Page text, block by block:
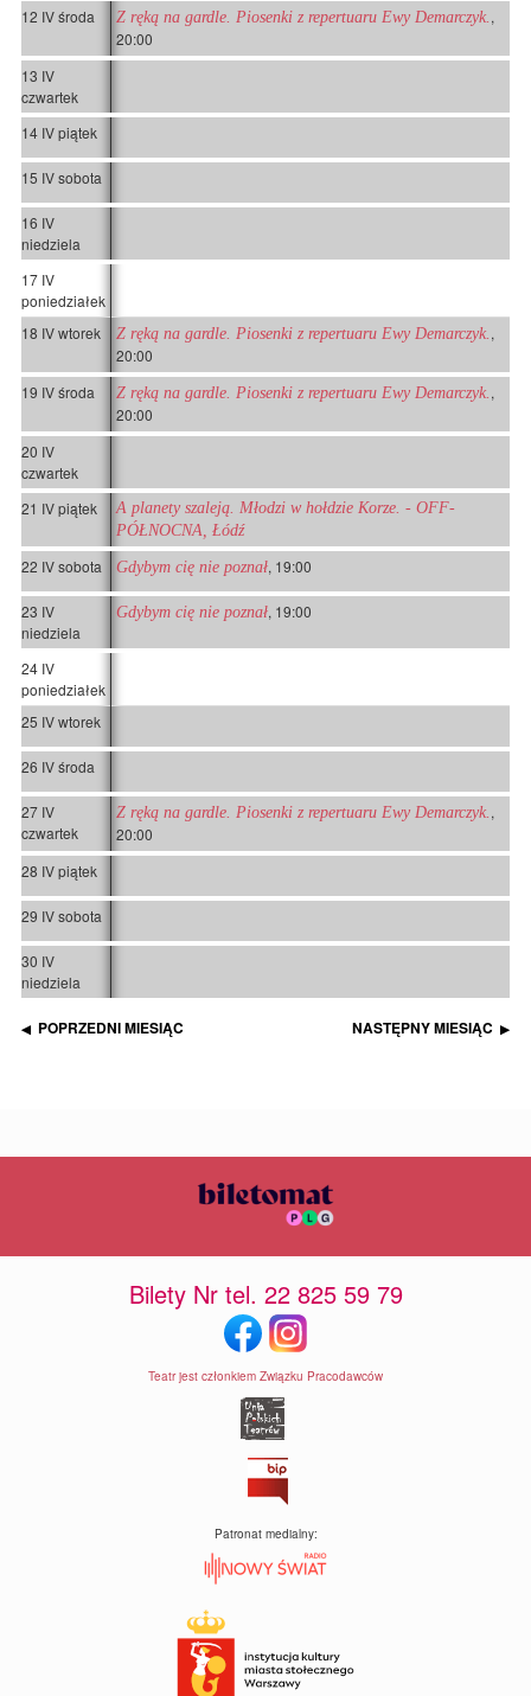
12 IV środa
Z ręką na gardle. Piosenki z repertuaru Ewy Demarczyk. ,
20:00
13 IV
czwartek
14 IV piątek
15 IV sobota
16 IV
niedziela
17 IV
poniedziałek
18 IV wtorek
Z ręką na gardle. Piosenki z repertuaru Ewy Demarczyk. ,
20:00
19 IV środa
Z ręką na gardle. Piosenki z repertuaru Ewy Demarczyk. ,
20:00
20 IV
czwartek
21 IV piątek
A planety szaleją. Młodzi w hołdzie Korze. - OFF-
PÓŁNOCNA, Łódź
22 IV sobota Gdybym cię nie poznał, 19:00
23 IV
niedziela
Gdybym cię nie poznał, 19:00
24 IV
poniedziałek
25 IV wtorek
26 IV środa
27 IV
czwartek
Z ręką na gardle. Piosenki z repertuaru Ewy Demarczyk. ,
20:00
28 IV piątek
29 IV sobota
30 IV
niedziela
◀ POPRZEDNI MIESIĄC NASTĘPNY MIESIĄC ▶
Bilety Nr tel. 22 825 59 79
Teatr jest członkiem Związku Pracodawców
Patronat medialny: